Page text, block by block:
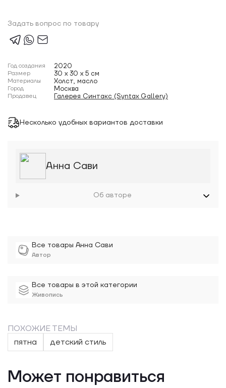
Задать вопрос по товару
Год создания 2020
Размер 30 x 30 x 5 см
Материалы Холст, масло
Город Москва
Продавец Галерея Синтакс (Syntax Gallery)
Несколько удобных вариантов доставки
Все товары Анна Сави
Автор
Все товары в этой категории
Живопись
Анна Сави
Об авторе
ПОХОЖИЕ ТЕМЫ
пятна
детский стиль
Может понравиться